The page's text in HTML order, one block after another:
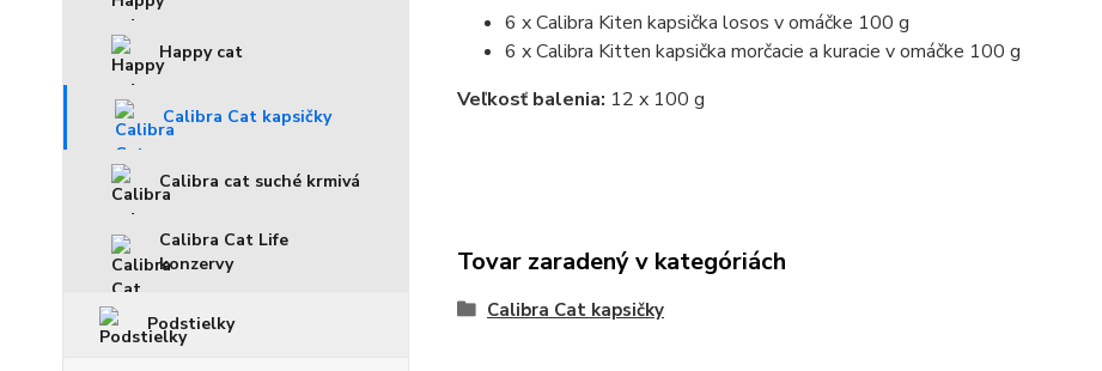
Happy cat
Calibra Cat kapsičky
Calibra cat suché krmivá
Calibra Cat Life
konzervy
Podstielky
6 x Calibra Kiten kapsička losos v omáčke 100 g
6 x Calibra Kitten kapsička morčacie a kuracie v omáčke 100 g
Veľkosť balenia: 12 x 100 g
Tovar zaradený v kategóriách
Calibra Cat kapsičky